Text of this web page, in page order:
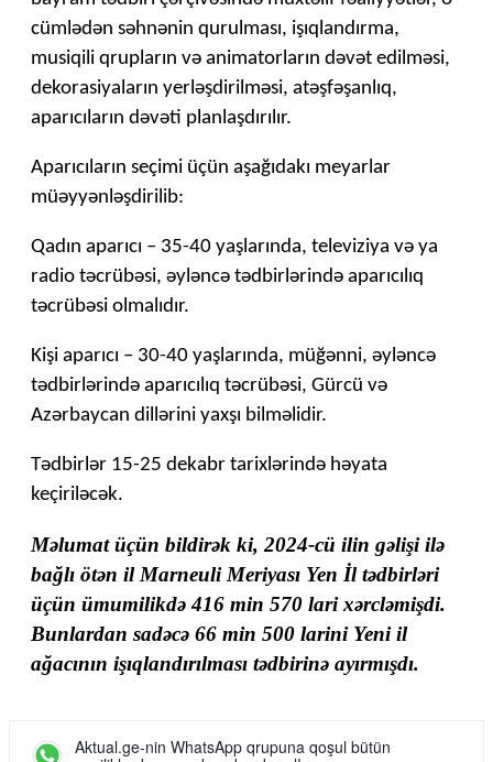
cümlədən səhnənin qurulması, işıqlandırma,
musiqili qrupların və animatorların dəvət edilməsi,
dekorasiyaların yerləşdirilməsi, atəşfəşanlıq,
aparıcıların dəvəti planlaşdırılır.
Aparıcıların seçimi üçün aşağıdakı meyarlar
müəyyənləşdirilib:
Qadın aparıcı – 35-40 yaşlarında, televiziya və ya
radio təcrübəsi, əyləncə tədbirlərində aparıcılıq
təcrübəsi olmalıdır.
Kişi aparıcı – 30-40 yaşlarında, müğənni, əyləncə
tədbirlərində aparıcılıq təcrübəsi, Gürcü və
Azərbaycan dillərini yaxşı bilməlidir.
Tədbirlər 15-25 dekabr tarixlərində həyata
keçiriləcək.
Məlumat üçün bildirək ki, 2024-cü ilin gəlişi ilə
bağlı ötən il Marneuli Meriyası Yen İl tədbirləri
üçün ümumilikdə 416 min 570 lari xərcləmişdi.
Bunlardan sadəcə 66 min 500 larini Yeni il
ağacının işıqlandırılması tədbirinə ayırmışdı.
Aktual.ge-nin WhatsApp qrupuna qoşul bütün